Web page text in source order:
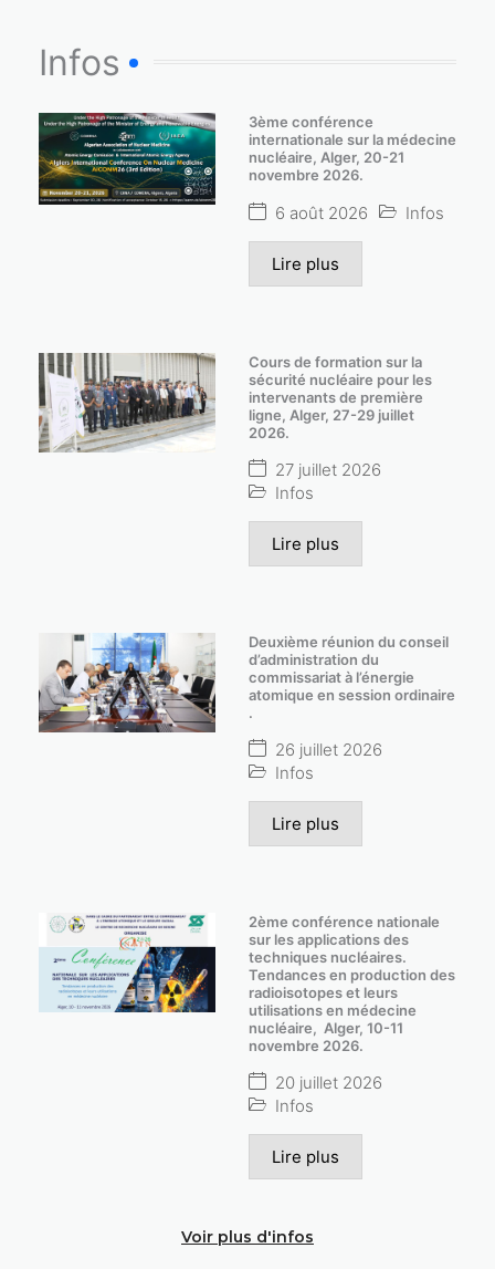
Infos
3ème conférence
internationale sur la médecine
nucléaire, Alger, 20-21
novembre 2026.
6 août 2026 Infos
Lire plus
Cours de formation sur la
sécurité nucléaire pour les
intervenants de première
ligne, Alger, 27-29 juillet
2026.
27 juillet 2026
Infos
Lire plus
Deuxième réunion du conseil
d’administration du
commissariat à l’énergie
atomique en session ordinaire
.
26 juillet 2026
Infos
Lire plus
2ème conférence nationale
sur les applications des
techniques nucléaires.
Tendances en production des
radioisotopes et leurs
utilisations en médecine
nucléaire, Alger, 10-11
novembre 2026.
20 juillet 2026
Infos
Lire plus
Voir plus d'infos